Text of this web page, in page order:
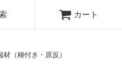
カート
材（糊付き・原反）